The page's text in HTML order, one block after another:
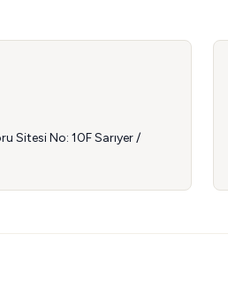
Sitesi No: 10F Sarıyer /